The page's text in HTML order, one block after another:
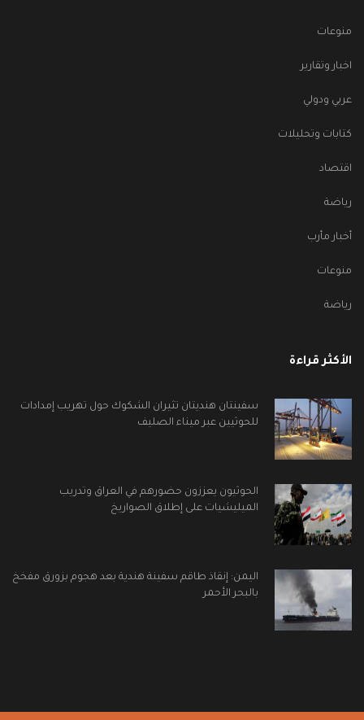
منوعات
اخبار وتقارير
عربي ودولي
كتابات وتحليلات
اقتصاد
رياضة
أخبار مأرب
منوعات
رياضة
الأكثر قراءة
سفينتان هنديتان تثيران الشكوك حول تهريب إمدادات
للحوثيين عبر ميناء الصليف
الحوثيون يعززون حضورهم في العراق وتدريب
الميليشيات على إطلاق الصواريخ
اليمن: إنقاذ طاقم سفينة هندية بعد هجوم بزورق مفخخ
بالبحر الأحمر